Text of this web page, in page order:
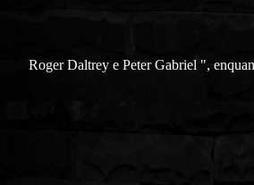
Roger Daltrey e Peter Gabriel ",